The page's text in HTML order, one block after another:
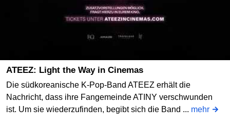
ATEEZ: Light the Way in Cinemas
Die südkoreanische K-Pop-Band ATEEZ erhält die
Nachricht, dass ihre Fangemeinde ATINY verschwunden
ist. Um sie wiederzufinden, begibt sich die Band ... mehr